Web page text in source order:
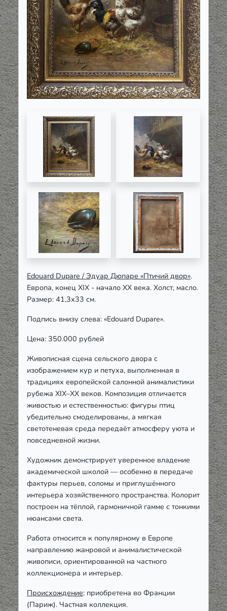
Edouard Dupare / Эдуар Дюпаре «Птичий двор».
Европа, конец XIX - начало ХХ века. Холст, масло.
Размер: 41,3х33 см.
Подпись внизу слева: «Edouard Dupare».
Цена: 350.000 рублей
Живописная сцена сельского двора с
изображением кур и петуха, выполненная в
традициях европейской салонной анималистики
рубежа XIX–XX веков. Композиция отличается
живостью и естественностью: фигуры птиц
убедительно смоделированы, а мягкая
светотеневая среда передаёт атмосферу уюта и
повседневной жизни.
Художник демонстрирует уверенное владение
академической школой — особенно в передаче
фактуры перьев, соломы и приглушённого
интерьера хозяйственного пространства. Колорит
построен на тёплой, гармоничной гамме с тонкими
нюансами света.
Работа относится к популярному в Европе
направлению жанровой и анималистической
живописи, ориентированной на частного
коллекционера и интерьер.
Происхождение: приобретена во Франции
(Париж). Частная коллекция.